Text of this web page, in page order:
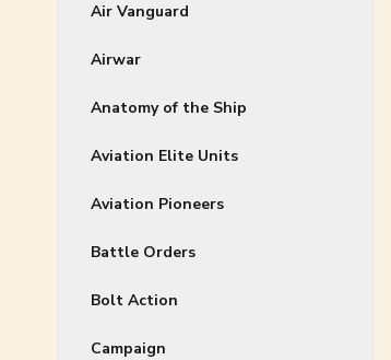
Air Vanguard
Airwar
Anatomy of the Ship
Aviation Elite Units
Aviation Pioneers
Battle Orders
Bolt Action
Campaign